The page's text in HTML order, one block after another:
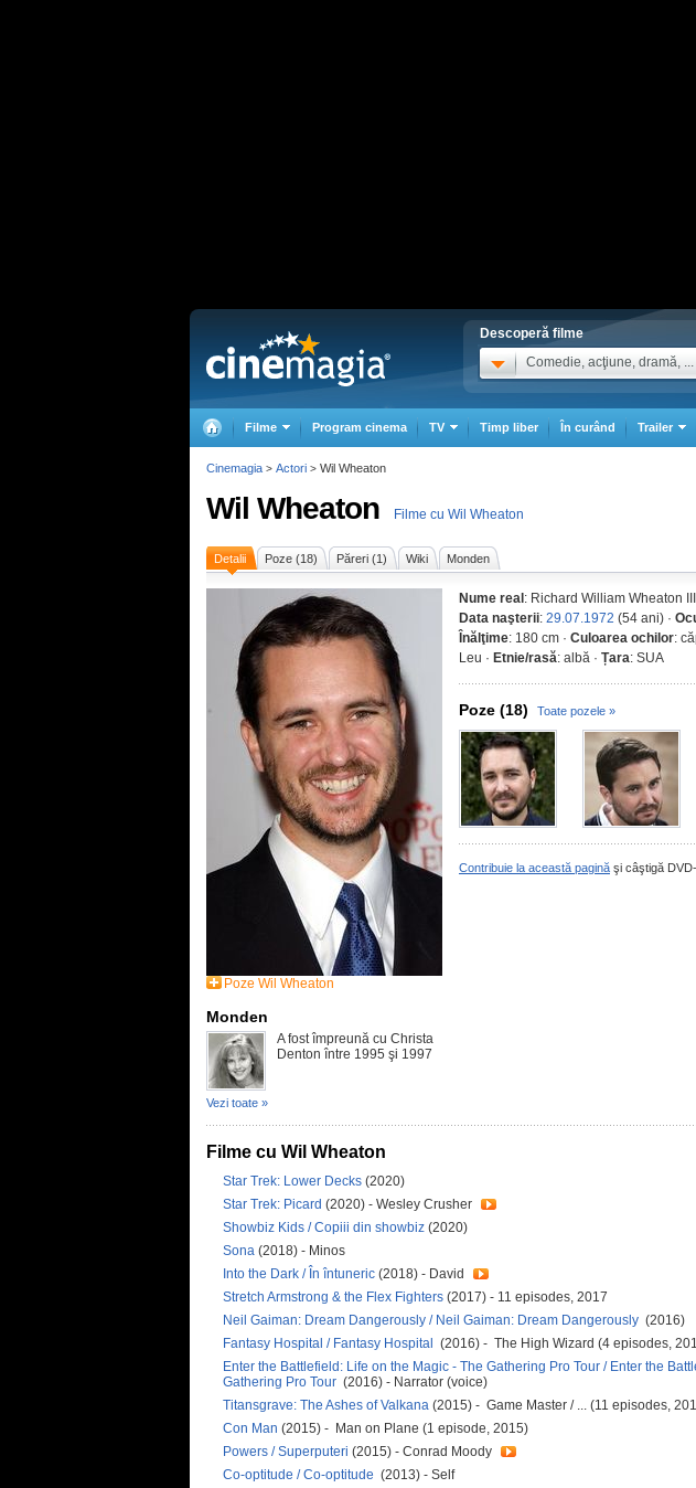
Descoperă filme
Comedie, acţiune, dramă, ...
Filme Program cinema TV Timp liber În curând Trailer
Wil Wheaton Filme cu Wil Wheaton
Detalii Poze (18) Păreri (1) Wiki Monden
Poze Wil Wheaton
Monden
A fost împreună cu Christa
Denton între 1995 şi 1997
Vezi toate »
Nume real : Richard William Wheaton III
Data naşterii: 29.07.1972 (54 ani) ·
Înălţime: 180 cm · Culoarea ochilor:
Leu · Etnie/rasă: albă · Țara: SUA
Poze (18) Toate pozele »
Contribuie la această pagină şi câştigă
Filme cu Wil Wheaton
Star Trek: Lower Decks (2020)
Star Trek: Picard (2020) - Wesley Crusher
Showbiz Kids / Copiii din showbiz (2020)
Sona (2018) - Minos
Into the Dark / În întuneric (2018) - David
Stretch Armstrong & the Flex Fighters (2017) - 11 episodes, 2017
Neil Gaiman: Dream Dangerously / Neil Gaiman: Dream Dangerously (2016)
Fantasy Hospital / Fantasy Hospital (2016) - The High Wizard (4 episodes,
Enter the Battlefield: Life on the Magic - The Gathering Pro Tour / Enter the
Gathering Pro Tour (2016) - Narrator (voice)
Titansgrave: The Ashes of Valkana (2015) - Game Master / ... (11 episodes,
Con Man (2015) - Man on Plane (1 episode, 2015)
Powers / Superputeri (2015) - Conrad Moody
Co-optitude / Co-optitude (2013) - Self
Cinemagia > Actori > Wil Wheaton